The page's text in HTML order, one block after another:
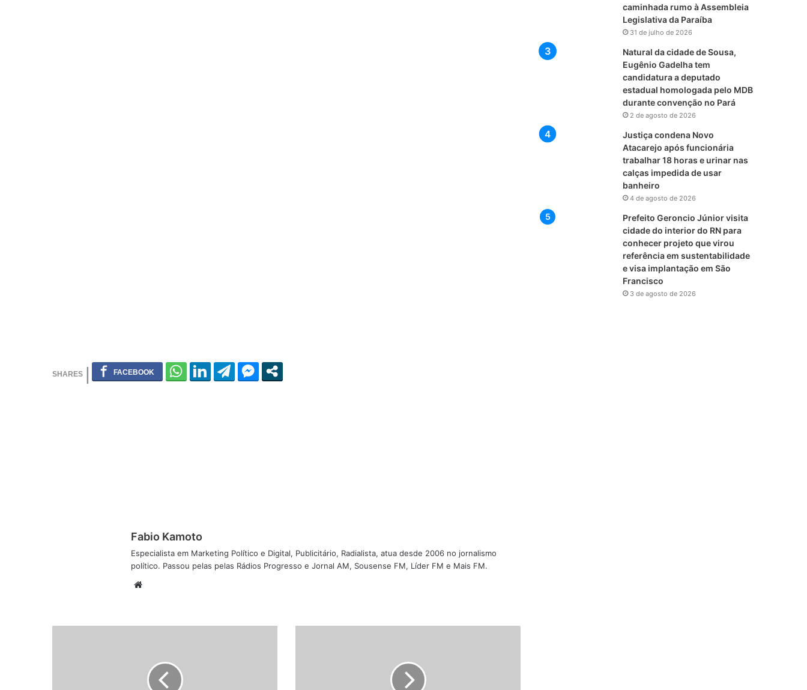
Fabio Kamoto
Especialista em Marketing Político e Digital, Publicitário, Radialista, atua desde 2006 no jornalismo
político. Passou pelas pelas Rádios Progresso e Jornal AM, Sousense FM, Líder FM e Mais FM.
s
caminhada rumo à Assembleia
Legislativa da Paraíba
31 de julho de 2026
Natural da cidade de Sousa,
Eugênio Gadelha tem
candidatura a deputado
estadual homologada pelo MDB
durante convenção no Pará
2 de agosto de 2026
Justiça condena Novo
Atacarejo após funcionária
trabalhar 18 horas e urinar nas
calças impedida de usar
banheiro
4 de agosto de 2026
Prefeito Geroncio Júnior visita
cidade do interior do RN para
conhecer projeto que virou
referência em sustentabilidade
e visa implantação em São
Francisco
3 de agosto de 2026